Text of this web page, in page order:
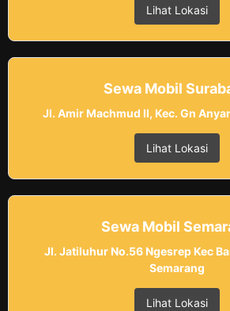
Lihat Lokasi
Sewa Mobil
Jl. Amir Machmud II, Kec. Gn
Lihat Lokasi
Sewa Mobil
Jl. Jatiluhur No.56 Ngesrep Kec
Semarang
Lihat Lokasi